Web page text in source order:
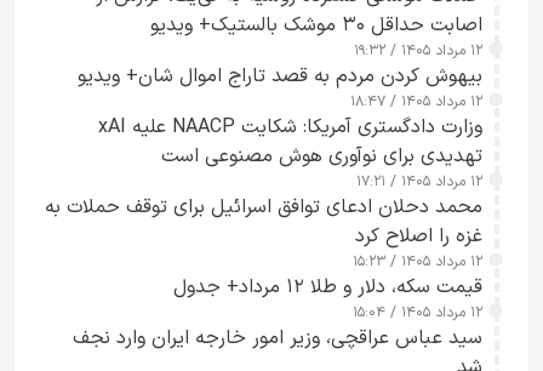
اصابت حداقل ۳۰ موشک بالستیک+ ویدیو
۱۲ مرداد ۱۴۰۵ / ۱۹:۳۲
بیهوش کردن مردم به قصد تاراج اموال شان+ ویدیو
۱۲ مرداد ۱۴۰۵ / ۱۸:۴۷
وزارت دادگستری آمریکا: شکایت NAACP علیه xAI
تهدیدی برای نوآوری هوش مصنوعی است
۱۲ مرداد ۱۴۰۵ / ۱۷:۲۱
محمد دحلان ادعای توافق اسرائیل برای توقف حملات به
غزه را اصلاح کرد
۱۲ مرداد ۱۴۰۵ / ۱۵:۲۳
قیمت سکه، دلار و طلا ۱۲ مرداد+ جدول
۱۲ مرداد ۱۴۰۵ / ۱۵:۰۴
سید عباس عراقچی، وزیر امور خارجه ایران وارد نجف